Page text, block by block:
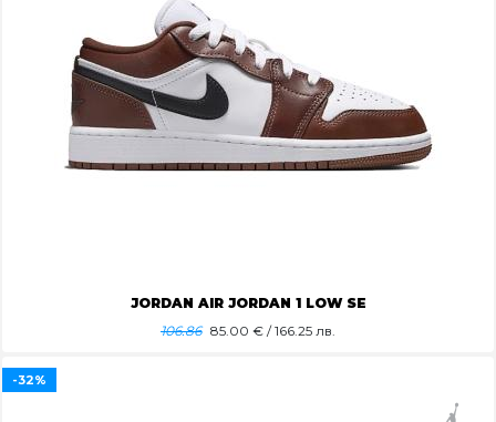
JORDAN AIR JORDAN 1 LOW SE
106.86 85.00 € / 166.25 лв.
-32%